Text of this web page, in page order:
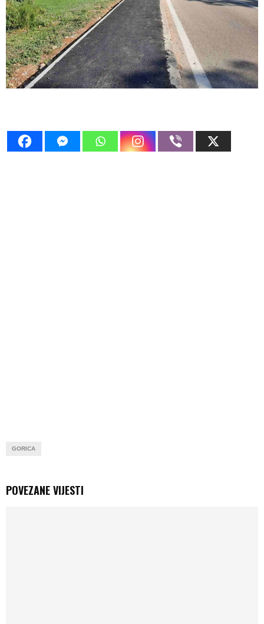
GORICA
POVEZANE VIJESTI